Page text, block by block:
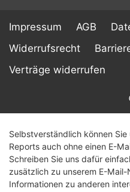
Impressum AGB
Widerrufsrecht
Verträge widerrufen
Selbstverständlich können
Reports auch ohne einen E-
Schreiben Sie uns dafür
zusätzlich zu unserem E-
Informationen zu anderen